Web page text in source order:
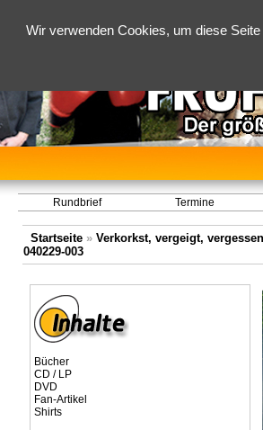
Wir verwenden Cookies, um diese
Rundbrief Termine
Startseite» Verkorkst, vergeigt, vergessen
040229-003
Bücher
CD / LP
DVD
Fan-Artikel
Shirts